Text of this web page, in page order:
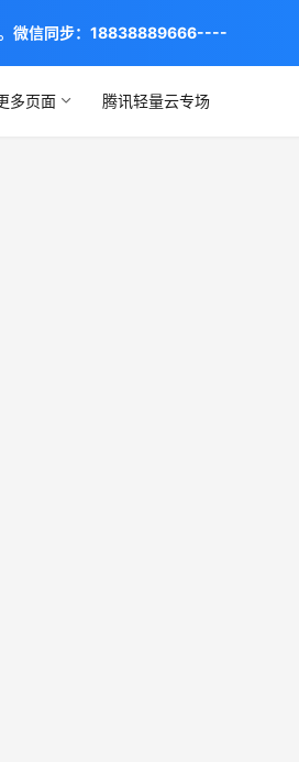
。微信同步：18838889666----
多页面 腾讯轻量云专场